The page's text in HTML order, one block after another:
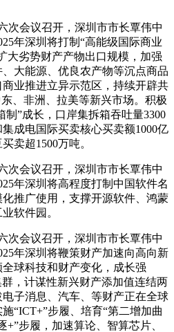
会议召开，深圳市市长覃伟中
年深圳将打制“高能级国际商业
大劣势财产产物出口规模，加强
大能源、优良农产物等沉点商品
业推进立异示范区，持续开辟共
、非洲、拉美等新兴市场。积极
制”成长，口岸集拆箱吞吐量3300
成电国际买卖核心买卖额1000亿
卖超1500万吨。
会议召开，深圳市市长覃伟中
年深圳将高程度打制中国软件名
推广使用，支撑开源软件、鸿蒙
软件园。
会议召开，深圳市市长覃伟中
年深圳将鞭策财产加速向高向新
球科技和财产变化，成长强
群，计谋性新兴财产添加值连结两
子消息、汽车、等财产正在全球
“ICT+”步履、培育“第二增加曲
步履，加速算论、智算芯片、